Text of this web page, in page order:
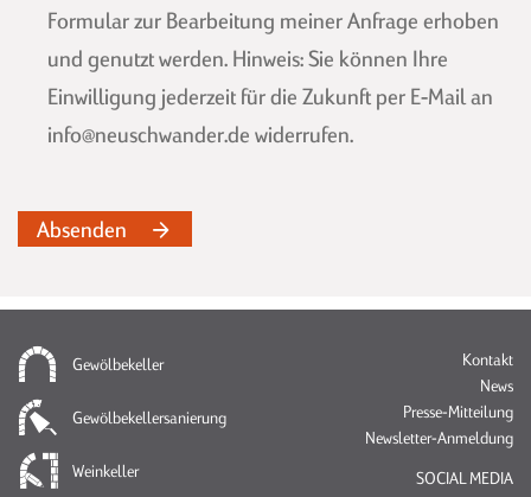
Formular zur Bearbeitung meiner Anfrage erhoben
und genutzt werden. Hinweis: Sie können Ihre
Einwilligung jederzeit für die Zukunft per E-Mail an
info@neuschwander.de widerrufen.
Absenden
Gewölbekeller
Gewölbekellersanierung
Weinkeller
Kontakt
News
Presse-Mitteilung
Newsletter-Anmeldung
SOCIAL MEDIA